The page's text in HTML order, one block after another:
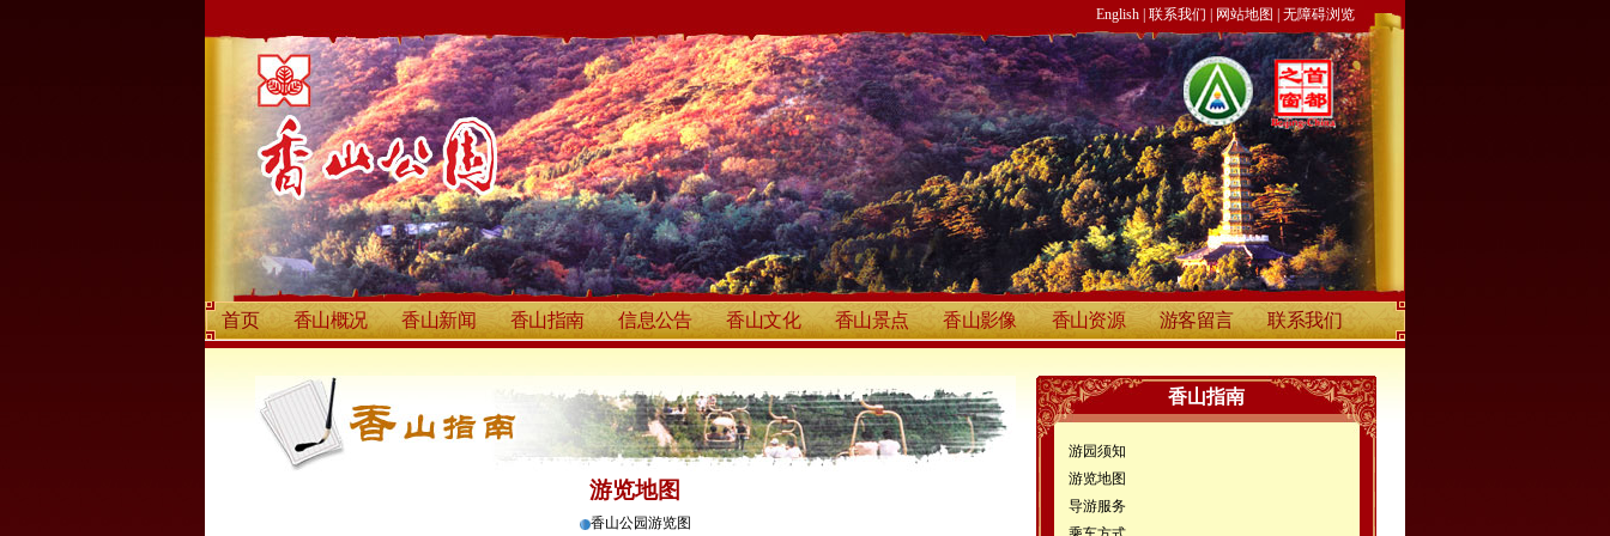
English 联系我们 网站地图 无障碍浏览
首页 香山概况 香山新闻 香山指南 信息公告 香山文化 香山景点 香山影像 香山资源 游客留言 联系我们
游览地图
香山公园游览图
香山指南
游园须知
游览地图
导游服务